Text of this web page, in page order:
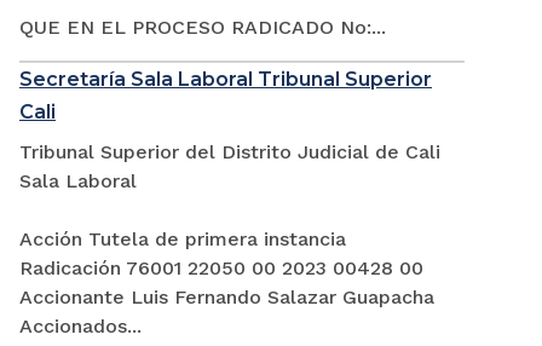
QUE EN EL PROCESO RADICADO No:...
Secretaría Sala Laboral Tribunal Superior
Cali
Tribunal Superior del Distrito Judicial de Cali
Sala Laboral
Acción Tutela de primera instancia
Radicación 76001 22050 00 2023 00428 00
Accionante Luis Fernando Salazar Guapacha
Accionados...